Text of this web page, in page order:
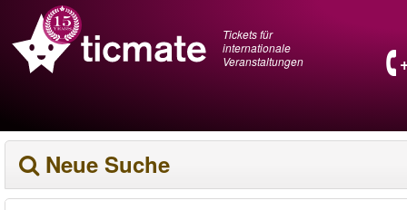
Tickets für
internationale
Veranstaltungen
Neue Suche